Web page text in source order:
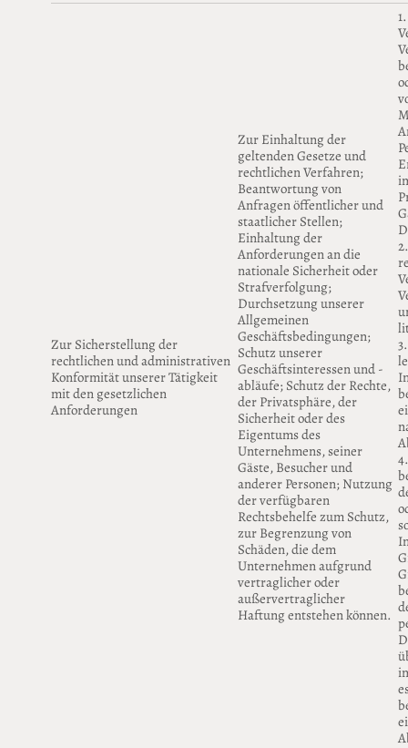
Zur Sicherstellung der
rechtlichen und administrativen
Konformität unserer Tätigkeit
mit den gesetzlichen
Anforderungen
Zur Einhaltung der
geltenden Gesetze und
rechtlichen Verfahren;
Beantwortung von
Anfragen öffentlicher und
staatlicher Stellen;
Einhaltung der
Anforderungen an die
nationale Sicherheit oder
Strafverfolgung;
Durchsetzung unserer
Allgemeinen
Geschäftsbedingungen;
Schutz unserer
Geschäftsinteressen und -
abläufe; Schutz der Rechte,
der Privatsphäre, der
Sicherheit oder des
Eigentums des
Unternehmens, seiner
Gäste, Besucher und
anderer Personen; Nutzung
der verfügbaren
Rechtsbehelfe zum Schutz,
zur Begrenzung von
Schäden, die dem
Unternehmen aufgrund
vertraglicher oder
außervertraglicher
Haftung entstehen können.